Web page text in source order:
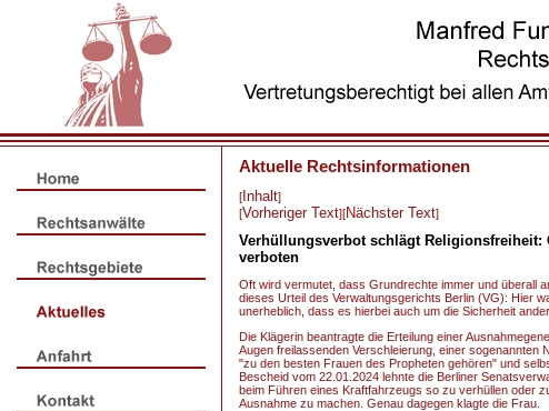
Aktuelle Rechtsinformationen
[Inhalt]
[Vorheriger Text][Nächster Text]
Verhüllungsverbot schlägt
verboten
Oft wird vermutet, dass Grundrechte immer und überall
dieses Urteil des Verwaltungsgerichts Berlin (VG): Hier
unerheblich, dass es hierbei auch um die Sicherheit
Die Klägerin beantragte die Erteilung einer
Augen freilassenden Verschleierung, einer sogenannten
"zu den besten Frauen des Propheten gehören" und
Bescheid vom 22.01.2024 lehnte die Berliner
beim Führen eines Kraftfahrzeugs so zu verhüllen oder
Ausnahme zu machen. Genau dagegen klagte die Frau.